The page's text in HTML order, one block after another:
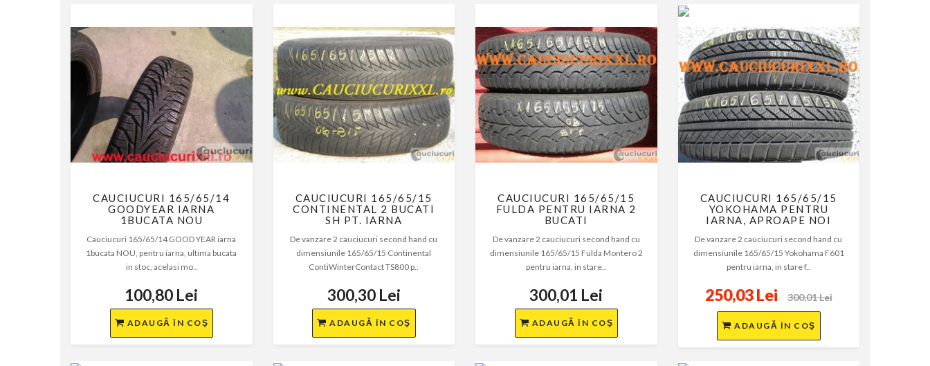
CAUCIUCURI 165/65/14
GOODYEAR IARNA
1BUCATA NOU
Cauciucuri 165/65/14 GOOD YEAR iarna
1bucata NOU, pentru iarna, ultima bucata
in stoc, acelasi mo..
100,80 Lei
ADAUGĂ ÎN COŞ
CAUCIUCURI 165/65/15
CONTINENTAL 2 BUCATI
SH PT. IARNA
De vanzare 2 cauciucuri second hand cu
dimensiunile 165/65/15 Continental
ContiWinterContact TS800 p..
300,30 Lei
ADAUGĂ ÎN COŞ
CAUCIUCURI 165/65/15
FULDA PENTRU IARNA 2
BUCATI
De vanzare 2 cauciucuri second hand cu
dimensiunile 165/65/15 Fulda Montero 2
pentru iarna, in stare..
300,01 Lei
ADAUGĂ ÎN COŞ
CAUCIUCURI 165/65/15
YOKOHAMA PENTRU
IARNA, APROAPE NOI
De vanzare 2 cauciucuri second hand cu
dimensiunile 165/65/15 Yokohama F601
pentru iarna, in stare f..
250,03 Lei 300,01 Lei
ADAUGĂ ÎN COŞ